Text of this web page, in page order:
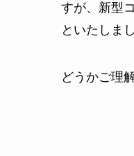
すが、新型
といたしま
どうかご理